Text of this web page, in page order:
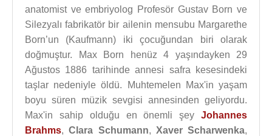
anatomist ve embriyolog Profesör Gustav Born ve
Silezyalı fabrikatör bir ailenin mensubu Margarethe
Born’un (Kaufmann) iki çocuğundan biri olarak
doğmuştur. Max Born henüz 4 yaşındayken 29
Ağustos 1886 tarihinde annesi safra kesesindeki
taşlar nedeniyle öldü. Muhtemelen Max'in yaşam
boyu süren müzik sevgisi annesinden geliyordu.
Max'in sahip olduğu en önemli şey Johannes
Brahms,Clara Schumann, Xaver Scharwenka,